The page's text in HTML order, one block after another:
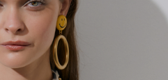
практически
размером с ладонь и будто бы